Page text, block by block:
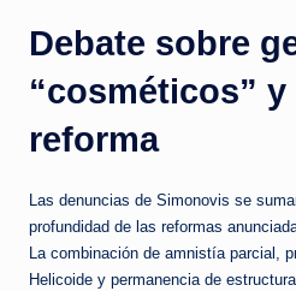
Debate sobre
“cosméticos”
reforma
Las denuncias de Simonovis se
profundidad de las reformas
La combinación de amnistía parcial,
Helicoide y permanencia de